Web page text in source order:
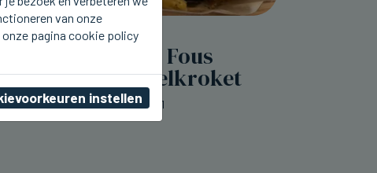
SIJSELE
Frituur Je m'en Fous
lanceert mosselkroket
do 06 augustus 2026, 00:11
van onze
pagina cookie policy
instellen